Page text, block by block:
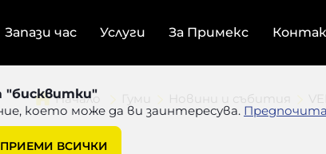
"бисквитки"
което може да ви заинтересува.
ПРИЕМИ ВСИЧКИ
Запази час Услуги За Примекс
Начало Гуми Новини и събития